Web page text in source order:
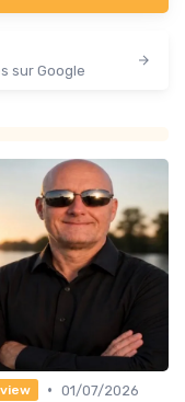
sur Google
• 01/07/2026